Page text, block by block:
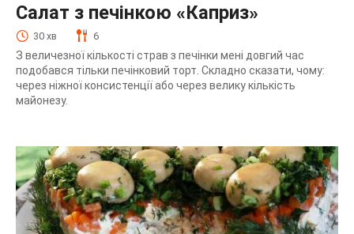
Салат з печінкою «Каприз»
30 хв 6
З величезної кількості страв з печінки мені довгий час
подобався тільки печінковий торт. Складно сказати, чому:
через ніжної консистенції або через велику кількість
майонезу.